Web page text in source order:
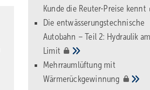
Kunde die Reuter-Preise kennt
Die entwässerungstechnische
Autobahn – Teil 2: Hydraulik am
Limit
Mehrraumlüftung mit
Wärmerückgewinnung